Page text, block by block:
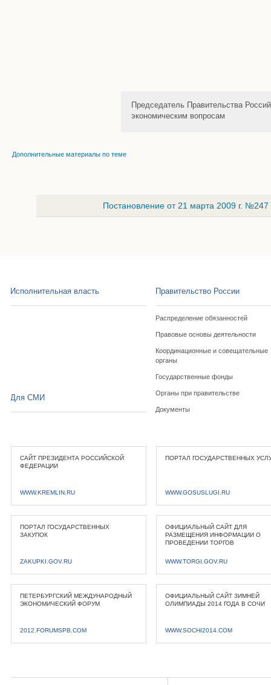
Председатель Правительства
экономическим вопросам
Дополнительные материалы по теме
Постановление от 21 марта 2009 г. №247
Исполнительная власть Правительство России
Распределение обязанностей
Правовые основы деятельности
Координационные и совещательные
органы
Государственные фонды
Органы при правительстве
Документы
Для СМИ
САЙТ ПРЕЗИДЕНТА РОССИЙСКОЙ
ФЕДЕРАЦИИ
WWW.KREMLIN.RU
ПОРТАЛ ГОСУДАРСТВЕННЫХ
WWW.GOSUSLUGI.RU
ПОРТАЛ ГОСУДАРСТВЕННЫХ
ЗАКУПОК
ZAKUPKI.GOV.RU
ОФИЦИАЛЬНЫЙ САЙТ ДЛЯ
РАЗМЕЩЕНИЯ ИНФОРМАЦИИ О
ПРОВЕДЕНИИ ТОРГОВ
WWW.TORGI.GOV.RU
ПЕТЕРБУРГСКИЙ МЕЖДУНАРОДНЫЙ
ЭКОНОМИЧЕСКИЙ ФОРУМ
2012.FORUMSPB.COM
ОФИЦИАЛЬНЫЙ САЙТ ЗИМНЕЙ
ОЛИМПИАДЫ 2014 ГОДА В СОЧИ
WWW.SOCHI2014.COM